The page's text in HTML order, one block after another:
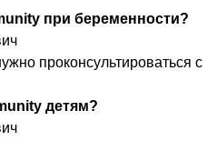
при беременности?
проконсультироваться с
детям?